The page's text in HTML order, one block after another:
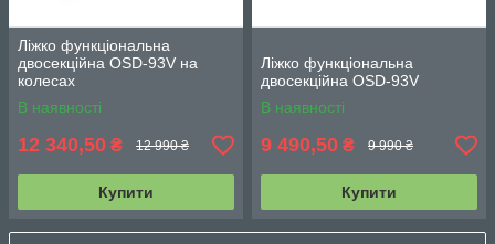
Ліжко функціональна
двосекційна OSD-93V на
колесах
В наявності
12 340,50 ₴ 12 990 ₴
Купити
Ліжко функціональна
двосекційна OSD-93V
В наявності
9 490,50 ₴ 9 990 ₴
Купити